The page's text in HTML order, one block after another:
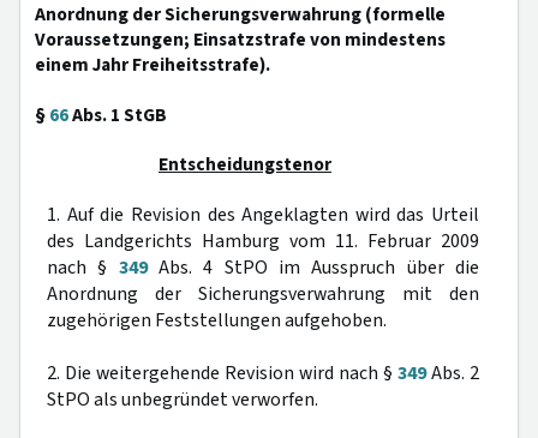
Anordnung der Sicherungsverwahrung (formelle
Voraussetzungen; Einsatzstrafe von mindestens
einem Jahr Freiheitsstrafe).
§66Abs. 1 StGB
Entscheidungstenor
1. Auf die Revision des Angeklagten wird das Urteil
des Landgerichts Hamburg vom 11. Februar 2009
nach § 349Abs. 4 StPO im Ausspruch über die
Anordnung der Sicherungsverwahrung mit den
zugehörigen Feststellungen aufgehoben.
2. Die weitergehende Revision wird nach § 349Abs. 2
StPO als unbegründet verworfen.